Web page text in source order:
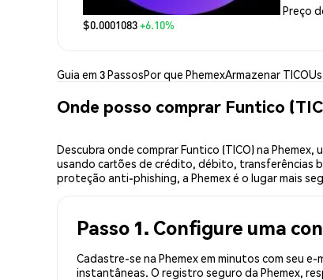
Preço
$0.0001083+6.10%
Guia em 3 PassosPor que PhemexArmazenar TICO
Onde posso comprar Funtico
Descubra onde comprar Funtico (TICO) na
usando cartões de crédito, débito, transferências
proteção anti-phishing, a Phemex é o lugar mais
Passo 1. Configure uma
Cadastre-se na Phemex em minutos com seu
instantâneas. O registro seguro da Phemex,